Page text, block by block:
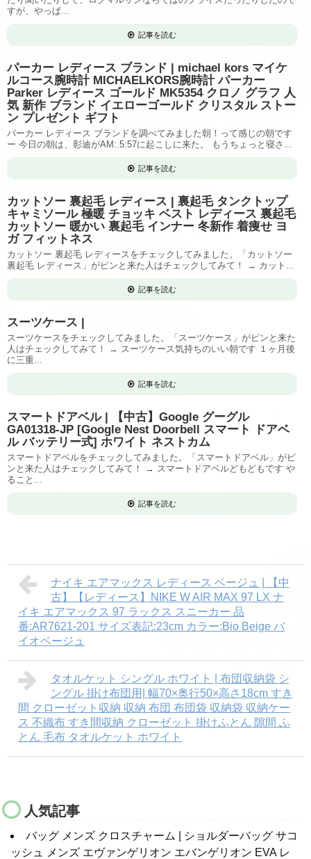
すが、やっぱ...
記事を読む
パーカー レディース ブランド | michael kors マイケ
ルコース腕時計 MICHAELKORS腕時計 パーカー
Parker レディース ゴールド MK5354 クロノ グラフ 人
気 新作 ブランド イエローゴールド クリスタル ストー
ン プレゼント ギフト
パーカー レディース ブランドを調べてみました朝！って感じの朝です
ー 今日の朝は、彰迪がAM:.5:57に起こしに来た。 もうちょっと寝さ...
記事を読む
カットソー 裏起毛 レディース | 裏起毛 タンクトップ
キャミソール 極暖 チョッキ ベスト レディース 裏起毛
カットソー 暖かい 裏起毛 インナー 冬新作 着痩せ ヨ
ガ フィットネス
カットソー 裏起毛 レディースをチェックしてみました。「カットソー
裏起毛 レディース」がピンと来た人はチェックしてみて！ → カット...
記事を読む
スーツケース |
スーツケースをチェックしてみました。「スーツケース」がピンと来た
人はチェックしてみて！ → スーツケース気持ちのいい朝です １ヶ月後
に三重...
記事を読む
スマートドアベル | 【中古】Google グーグル
GA01318-JP [Google Nest Doorbell スマート ドアベ
ル バッテリー式] ホワイト ネストカム
スマートドアベルをチェックしてみました。「スマートドアベル」がピ
ンと来た人はチェックしてみて！ → スマートドアベルどもどもです や
ること...
記事を読む
ナイキ エアマックス レディース ベージュ | 【中
古】【レディース】NIKE W AIR MAX 97 LX ナ
イキ エアマックス 97 ラックス スニーカー 品
番:AR7621-201 サイズ表記:23cm カラー:Bio Beige バ
イオベージュ
タオルケット シングル ホワイト | 布団収納袋 シ
ングル 掛け布団用| 幅70×奥行50×高さ18cm すき
間 クローゼット収納 収納 布団 布団袋 収納袋 収納ケー
ス 不織布 すき間収納 クローゼット 掛けふとん 隙間 ふ
とん 毛布 タオルケット ホワイト
人気記事
バッグ メンズ クロスチャーム | ショルダーバッグ サコ
ッシュ メンズ エヴァンゲリオン エバンゲリオン EVA レ